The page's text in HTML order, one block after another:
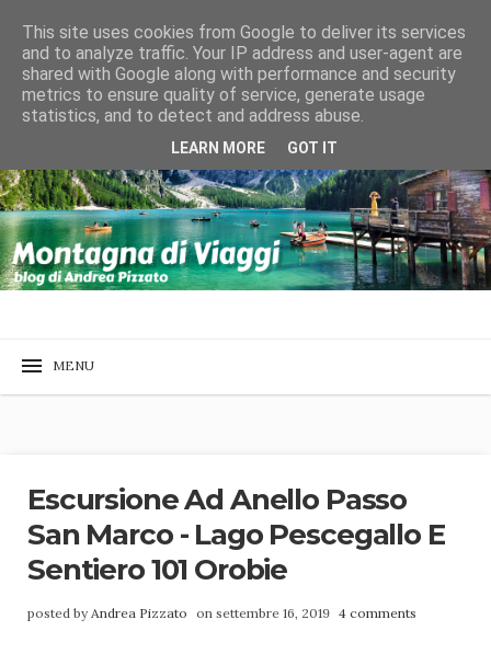
Escursione Ad Anello Passo
San Marco - Lago Pescegallo E
Sentiero 101 Orobie
posted by Andrea Pizzato on settembre 16, 2019 4 comments
This site uses cookies from Google to deliver its services
and to analyze traffic. Your IP address and user-agent are
shared with Google along with performance and security
metrics to ensure quality of service, generate usage
statistics, and to detect and address abuse.
LEARN MORE GOT IT